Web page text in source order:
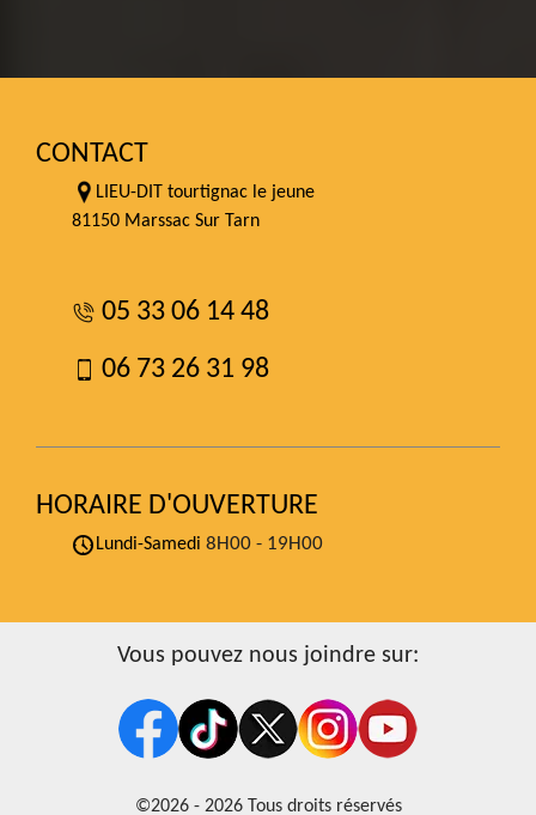
CONTACT
LIEU-DIT tourtignac le jeune
81150 Marssac Sur Tarn
05 33 06 14 48
06 73 26 31 98
HORAIRE D'OUVERTURE
Lundi-Samedi 8H00 - 19H00
Vous pouvez nous joindre sur:
©2026 - 2026 Tous droits réservés